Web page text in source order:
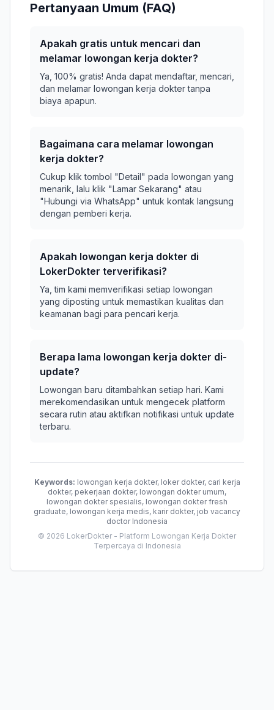
Pertanyaan Umum (FAQ)
Apakah gratis untuk mencari dan
melamar lowongan kerja dokter?
Ya, 100% gratis! Anda dapat mendaftar, mencari,
dan melamar lowongan kerja dokter tanpa
biaya apapun.
Bagaimana cara melamar lowongan
kerja dokter?
Cukup klik tombol "Detail" pada lowongan yang
menarik, lalu klik "Lamar Sekarang" atau
"Hubungi via WhatsApp" untuk kontak langsung
dengan pemberi kerja.
Apakah lowongan kerja dokter di
LokerDokter terverifikasi?
Ya, tim kami memverifikasi setiap lowongan
yang diposting untuk memastikan kualitas dan
keamanan bagi para pencari kerja.
Berapa lama lowongan kerja dokter di-
update?
Lowongan baru ditambahkan setiap hari. Kami
merekomendasikan untuk mengecek platform
secara rutin atau aktifkan notifikasi untuk update
terbaru.
Keywords: lowongan kerja dokter, loker dokter, cari kerja
dokter, pekerjaan dokter, lowongan dokter umum,
lowongan dokter spesialis, lowongan dokter fresh
graduate, lowongan kerja medis, karir dokter, job vacancy
doctor Indonesia
© 2026 LokerDokter - Platform Lowongan Kerja Dokter
Terpercaya di Indonesia